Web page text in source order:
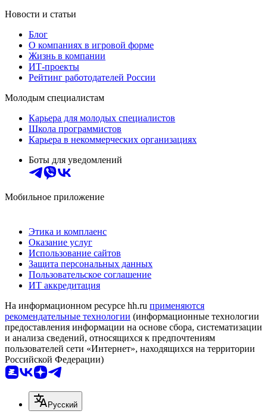
Новости и статьи
Блог
О компаниях в игровой форме
Жизнь в компании
ИТ-проекты
Рейтинг работодателей России
Молодым специалистам
Карьера для молодых специалистов
Школа программистов
Карьера в некоммерческих организациях
Боты для уведомлений
Мобильное приложение
Этика и комплаенс
Оказание услуг
Использование сайтов
Защита персональных данных
Пользовательское соглашение
ИТ аккредитация
На информационном ресурсе hh.ru применяются
рекомендательные технологии (информационные технологии
предоставления информации на основе сбора, систематизации
и анализа сведений, относящихся к предпочтениям
пользователей сети «Интернет», находящихся на территории
Российской Федерации)
Русский